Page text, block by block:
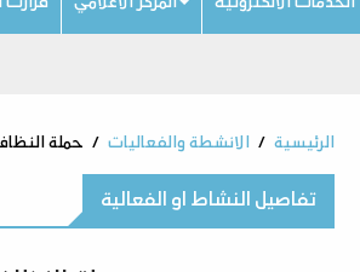
الرئيسية الانشطة والفعاليات حملة
تفاصيل النشاط او الفعالية